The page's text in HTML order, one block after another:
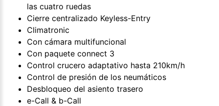
las cuatro ruedas
Cierre centralizado Keyless-Entry
Climatronic
Con cámara multifuncional
Con paquete connect 3
Control crucero adaptativo hasta 210km/h
Control de presión de los neumáticos
Desbloqueo del asiento trasero
e-Call & b-Call